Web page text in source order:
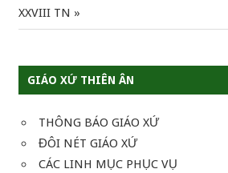
GIÁO XỨ THIÊN ÂN
THÔNG BÁO GIÁO XỨ
ĐÔI NÉT GIÁO XỨ
CÁC LINH MỤC PHỤC VỤ
bài
Post:
XXVIII TN